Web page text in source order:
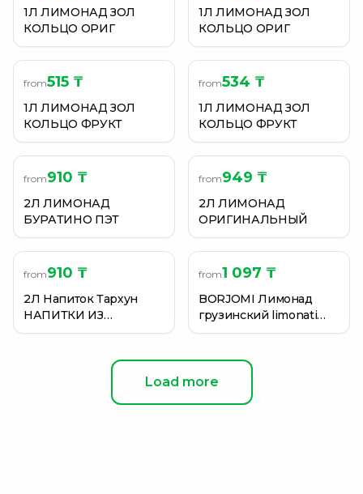
1Л ЛИМОНАД ЗОЛ
КОЛЬЦО ОРИГ
1Л ЛИМОНАД ЗОЛ
КОЛЬЦО ОРИГ
from515 ₸
1Л ЛИМОНАД ЗОЛ
КОЛЬЦО ФРУКТ
from534 ₸
1Л ЛИМОНАД ЗОЛ
КОЛЬЦО ФРУКТ
from910 ₸
2Л ЛИМОНАД
БУРАТИНО ПЭТ
from949 ₸
2Л ЛИМОНАД
ОРИГИНАЛЬНЫЙ
from910 ₸
2Л Напиток Тархун
НАПИТКИ ИЗ
ЧЕРНОГОЛОВКИ
from1 097 ₸
BORJOMI Лимонад
грузинский limonati
груша ст/б 0,5 л
Load more